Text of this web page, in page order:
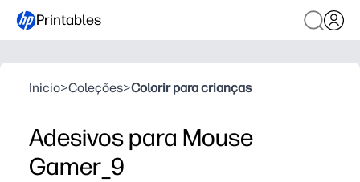
Printables
Inicio>Coleções>Colorir para crianças
Adesivos para Mouse
Gamer_9